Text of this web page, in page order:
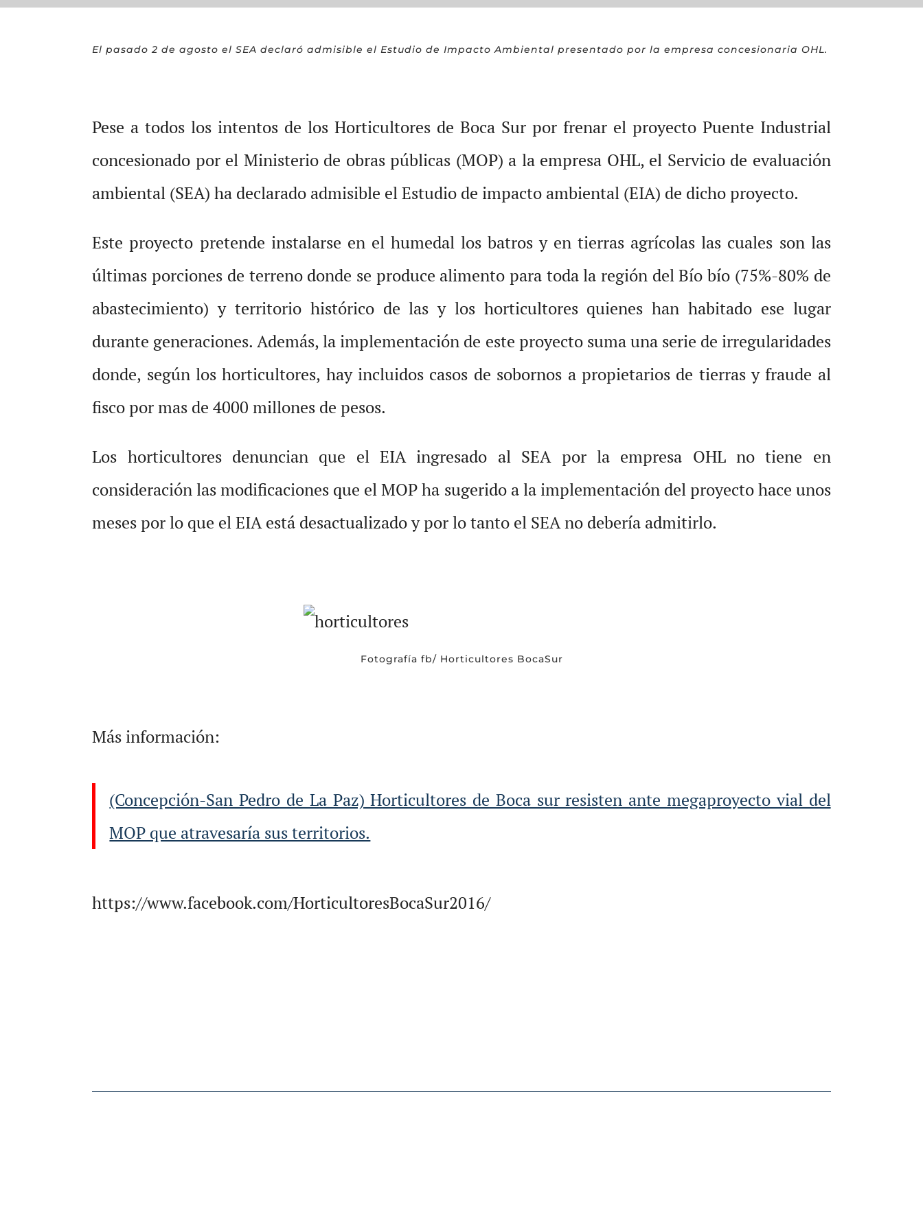
El pasado 2 de agosto el SEA declaró admisible el Estudio de Impacto Ambiental presentado por la empresa concesionaria OHL.
Pese a todos los intentos de los Horticultores de Boca Sur por frenar el proyecto Puente Industrial
concesionado por el Ministerio de obras públicas (MOP) a la empresa OHL, el Servicio de evaluación
ambiental (SEA) ha declarado admisible el Estudio de impacto ambiental (EIA) de dicho proyecto.
Este proyecto pretende instalarse en el humedal los batros y en tierras agrícolas las cuales son las
últimas porciones de terreno donde se produce alimento para toda la región del Bío bío (75%-80% de
abastecimiento) y territorio histórico de las y los horticultores quienes han habitado ese lugar
durante generaciones. Además, la implementación de este proyecto suma una serie de irregularidades
donde, según los horticultores, hay incluidos casos de sobornos a propietarios de tierras y fraude al
fisco por mas de 4000 millones de pesos.
Los horticultores denuncian que el EIA ingresado al SEA por la empresa OHL no tiene en
consideración las modificaciones que el MOP ha sugerido a la implementación del proyecto hace unos
meses por lo que el EIA está desactualizado y por lo tanto el SEA no debería admitirlo.
Fotografía fb/ Horticultores BocaSur
Más información:
(Concepción-San Pedro de La Paz) Horticultores de Boca sur resisten ante megaproyecto vial del
MOP que atravesaría sus territorios.
https://www.facebook.com/HorticultoresBocaSur2016/